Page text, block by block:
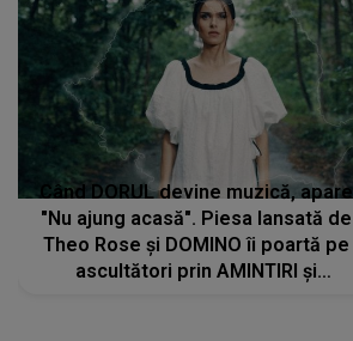
Când DORUL devine muzică, apare
"Nu ajung acasă". Piesa lansată de
Theo Rose și DOMINO îi poartă pe
ascultători prin AMINTIRI și